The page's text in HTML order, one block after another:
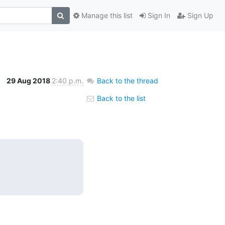
Sign In Sign Up
Manage this list
29 Aug 2018 2:40 p.m. Back to the thread
Back to the list